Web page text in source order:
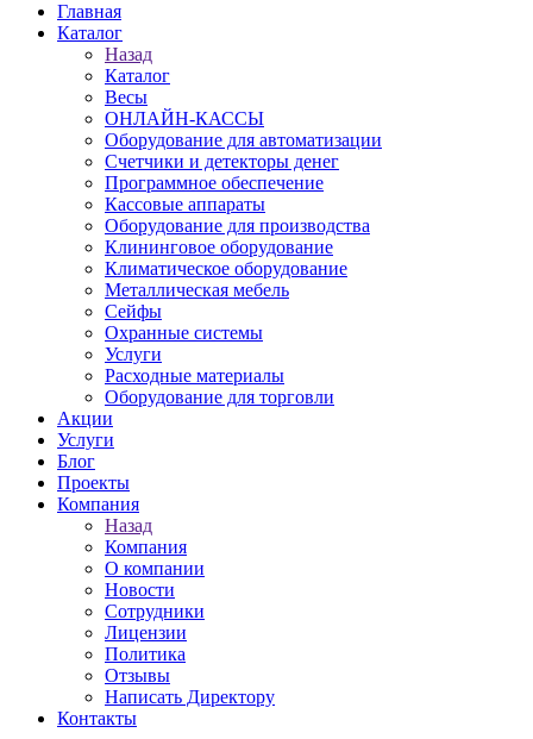
Главная
Каталог
Назад
Каталог
Весы
ОНЛАЙН-КАССЫ
Оборудование для автоматизации
Счетчики и детекторы денег
Программное обеспечение
Кассовые аппараты
Оборудование для производства
Клининговое оборудование
Климатическое оборудование
Металлическая мебель
Сейфы
Охранные системы
Услуги
Расходные материалы
Оборудование для торговли
Акции
Услуги
Блог
Проекты
Компания
Назад
Компания
О компании
Новости
Сотрудники
Лицензии
Политика
Отзывы
Написать Директору
Контакты